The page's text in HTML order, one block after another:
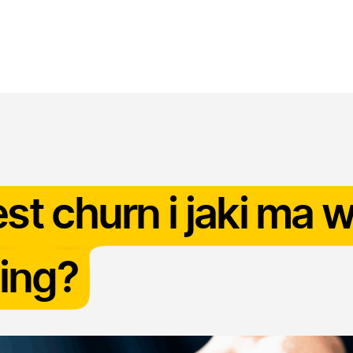
churn i jaki ma